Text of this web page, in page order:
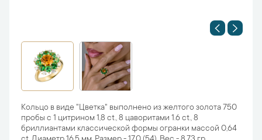
Кольцо в виде "Цветка" выполнено из желтого золота 750
пробы с 1 цитрином 1,8 ct., 8 цаворитами 1.6 ct., 8
бриллиантами классической формы огранки массой 0,64